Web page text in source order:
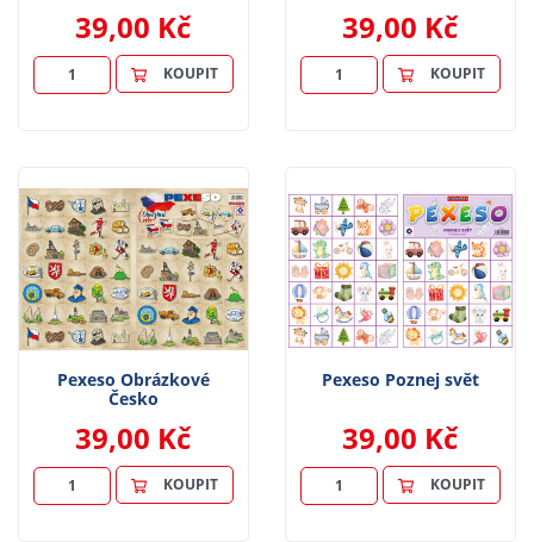
39,00 Kč
KOUPIT
39,00 Kč
KOUPIT
Pexeso Obrázkové
Česko
39,00 Kč
KOUPIT
Pexeso Poznej svět
39,00 Kč
KOUPIT